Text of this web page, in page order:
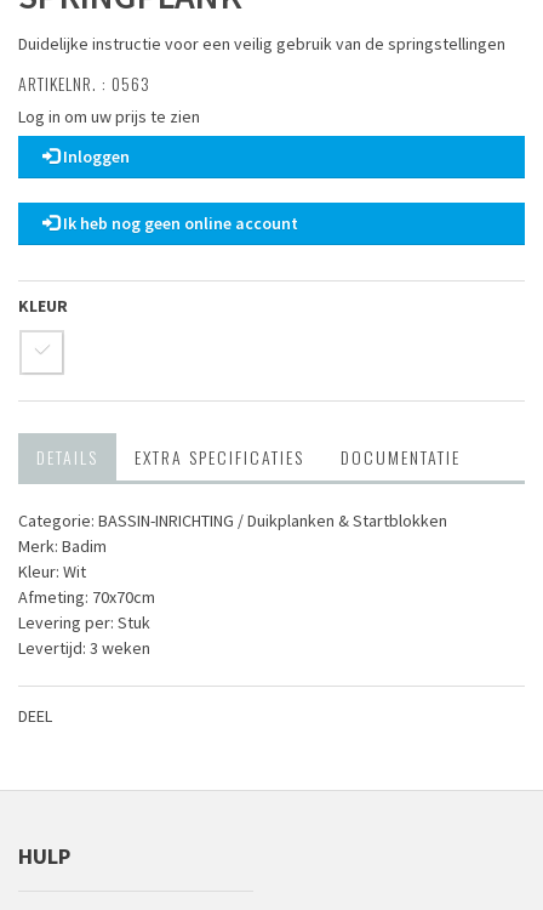
Duidelijke instructie voor een veilig gebruik van de springstellingen
ARTIKELNR. : 0563
Log in om uw prijs te zien
Inloggen
Ik heb nog geen online account
KLEUR
DETAILS EXTRA SPECIFICATIES DOCUMENTATIE
Categorie: BASSIN-INRICHTING / Duikplanken & Startblokken
Merk: Badim
Kleur: Wit
Afmeting: 70x70cm
Levering per: Stuk
Levertijd: 3 weken
DEEL
HULP